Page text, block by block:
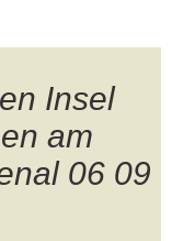
Insel
am
06 09